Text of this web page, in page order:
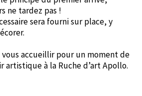
ne tardez pas !
sera fourni sur place, y
vous accueillir pour un moment de
artistique à la Ruche d’art Apollo.